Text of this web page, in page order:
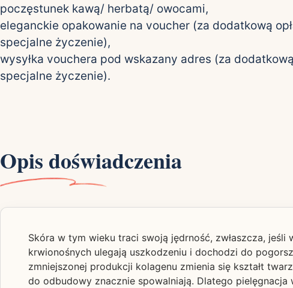
poczęstunek kawą/ herbatą/ owocami,
eleganckie opakowanie na voucher (za dodatkową
specjalne życzenie),
wysyłka vouchera pod wskazany adres (za
specjalne życzenie).
Opis doświadczenia
Skóra w tym wieku traci swoją jędrność, zwłaszcza, jeśli
krwionośnych ulegają uszkodzeniu i dochodzi do
zmniejszonej produkcji kolagenu zmienia się kształt
do odbudowy znacznie spowalniają. Dlatego